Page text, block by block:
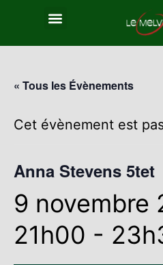
« Tous les Évènements
Cet évènement est
Anna Stevens 5tet
9 novembre
21h00 -